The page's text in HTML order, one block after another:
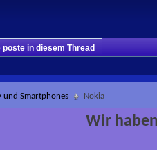
poste in diesem Thread
und Smartphones Nokia
Wir